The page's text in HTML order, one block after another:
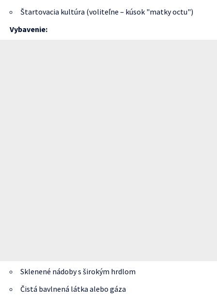
Štartovacia kultúra (voliteľne – kúsok "matky octu")
Vybavenie:
Sklenené nádoby s širokým hrdlom
Čistá bavlnená látka alebo gáza